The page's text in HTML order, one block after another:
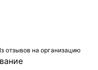
отзывов на организацию